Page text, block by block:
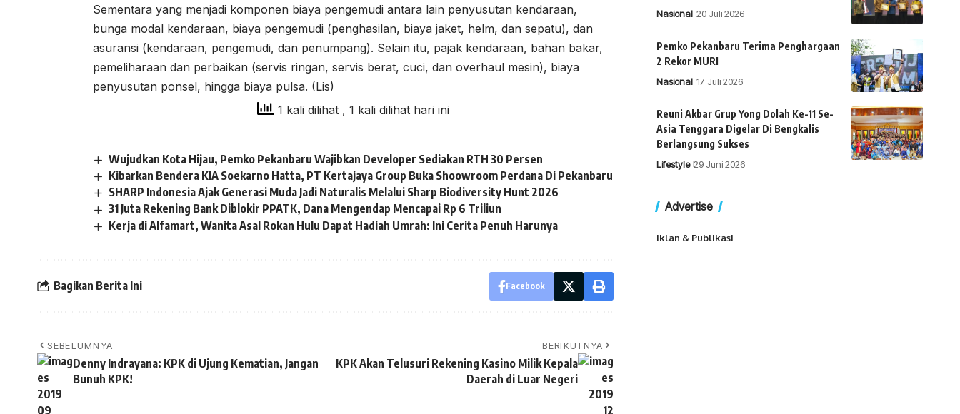
Sementara yang menjadi komponen biaya pengemudi antara lain penyusutan kendaraan,
bunga modal kendaraan, biaya pengemudi (penghasilan, biaya jaket, helm, dan sepatu), dan
asuransi (kendaraan, pengemudi, dan penumpang). Selain itu, pajak kendaraan, bahan bakar,
pemeliharaan dan perbaikan (servis ringan, servis berat, cuci, dan overhaul mesin), biaya
penyusutan ponsel, hingga biaya pulsa. (Lis)
1 kali dilihat , 1 kali dilihat hari ini
Wujudkan Kota Hijau, Pemko Pekanbaru Wajibkan Developer Sediakan RTH 30 Persen
Kibarkan Bendera KIA Soekarno Hatta, PT Kertajaya Group Buka Shoowroom Perdana Di Pekanbaru
SHARP Indonesia Ajak Generasi Muda Jadi Naturalis Melalui Sharp Biodiversity Hunt 2026
31 Juta Rekening Bank Diblokir PPATK, Dana Mengendap Mencapai Rp 6 Triliun
Kerja di Alfamart, Wanita Asal Rokan Hulu Dapat Hadiah Umrah: Ini Cerita Penuh Harunya
Bagikan Berita Ini Facebook
SEBELUMNYA
Denny Indrayana: KPK di Ujung Kematian, Jangan
Bunuh KPK!
BERIKUTNYA
KPK Akan Telusuri Rekening Kasino Milik Kepala
Daerah di Luar Negeri
Nasional 20 Juli 2026
Pemko Pekanbaru Terima Penghargaan
2 Rekor MURI
Nasional 17 Juli 2026
Reuni Akbar Grup Yong Dolah Ke-11 Se-
Asia Tenggara Digelar Di Bengkalis
Berlangsung Sukses
Lifestyle 29 Juni 2026
Advertise
Iklan & Publikasi